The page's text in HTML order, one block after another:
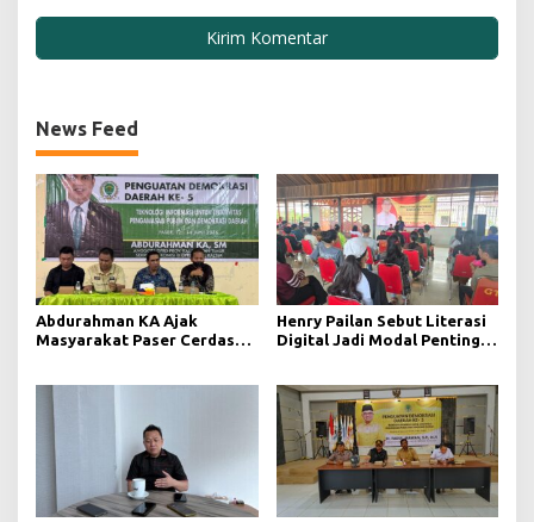
News Feed
Abdurahman KA Ajak
Masyarakat Paser Cerdas
Henry Pailan Sebut Literasi
Digital Jadi Modal Penting